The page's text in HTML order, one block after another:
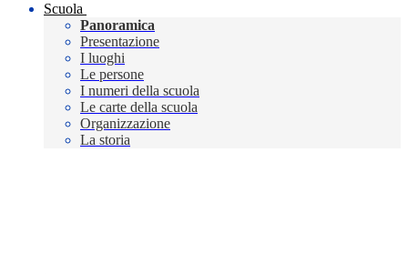
Scuola
Panoramica
Presentazione
I luoghi
Le persone
I numeri della scuola
Le carte della scuola
Organizzazione
La storia